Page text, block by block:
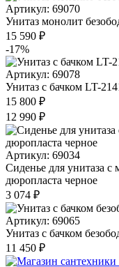
Артикул: 69070
Унитаз монолит
15 590 ₽
-17%
Артикул: 69078
Унитаз с бачком LT-
15 800 ₽
12 990 ₽
Артикул: 69034
Сиденье для унитаза с
дюропласта черное
3 074 ₽
Артикул: 69065
Унитаз с бачком
11 450 ₽